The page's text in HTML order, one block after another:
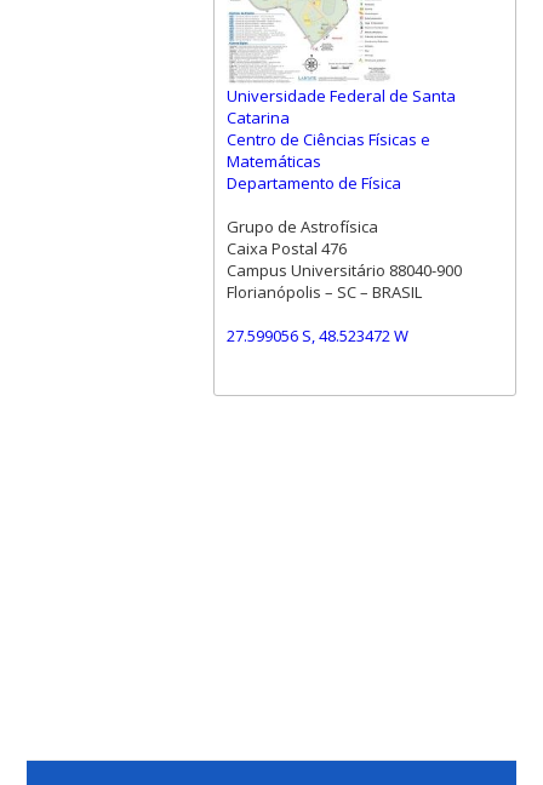
Universidade Federal de Santa
Catarina
Centro de Ciências Físicas e
Matemáticas
Departamento de Física
Grupo de Astrofísica
Caixa Postal 476
Campus Universitário 88040-900
Florianópolis – SC – BRASIL
27.599056 S, 48.523472 W